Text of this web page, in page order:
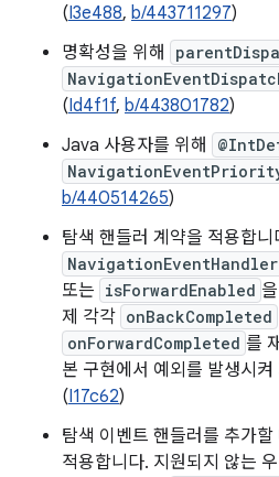
(I3e488, b/443711297)
명확성을 위해
(Id4f1f, b/443801782)
Java 사용자를 위해
b/440514265)
탐색 핸들러 계약을 적용합니
NavigationEventHandler
또는 isForwardEnabled 을
제 각각 onBackCompleted
onForwardCompleted 를
본 구현에서 예외를 발생시
(I17c62)
탐색 이벤트 핸들러를 추가
적용합니다. 지원되지 않는